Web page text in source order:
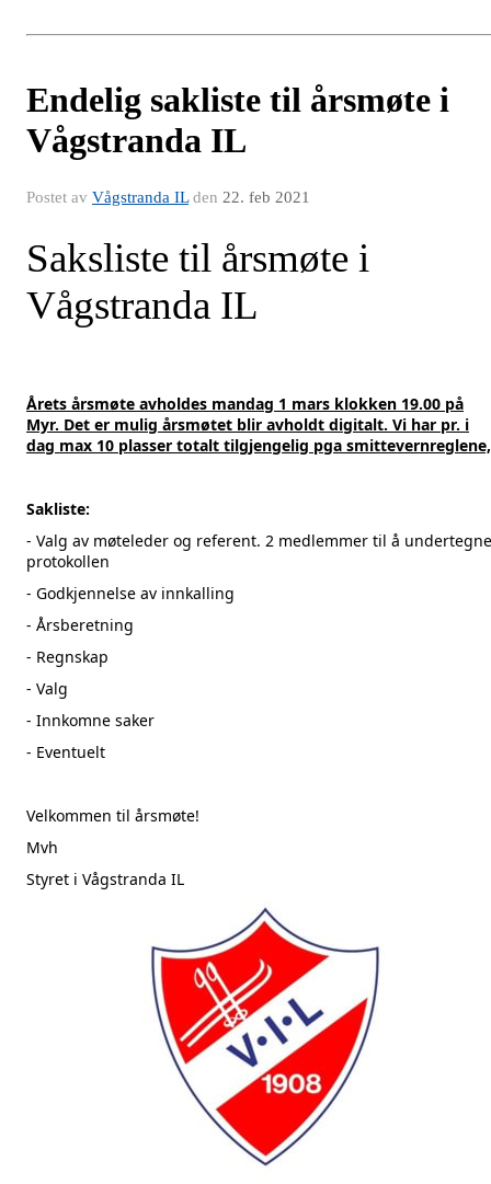
Endelig sakliste til årsmøte i
Vågstranda IL
Postet av Vågstranda ILden 22. feb 2021
Saksliste til årsmøte i
Vågstranda IL
Årets årsmøte avholdes mandag 1 mars klokken 19.00 på
Myr. Det er mulig årsmøtet blir avholdt digitalt. Vi har pr. i
dag max 10 plasser totalt tilgjengelig pga smittevernreglene,
Sakliste:
- Valg av møteleder og referent. 2 medlemmer til å undertegne
protokollen
- Godkjennelse av innkalling
- Årsberetning
- Regnskap
- Valg
- Innkomne saker
- Eventuelt
Velkommen til årsmøte!
Mvh
Styret i Vågstranda IL